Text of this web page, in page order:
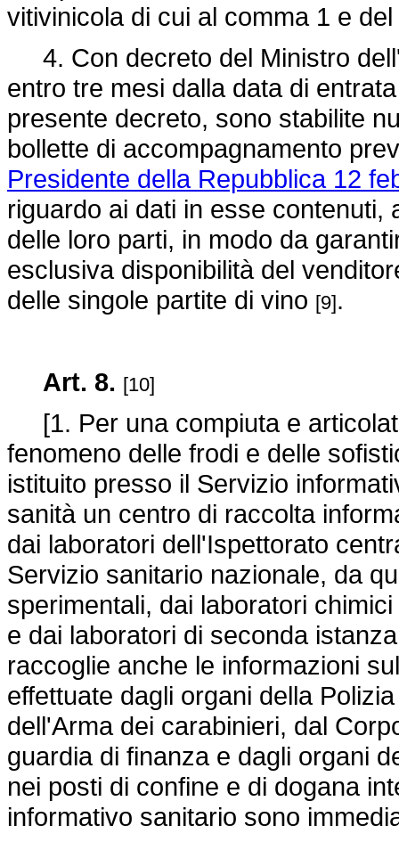
vitivinicola di cui al comma 1 e
4. Con decreto del Ministro
entro tre mesi dalla data di
presente decreto, sono stabilite
bollette di accompagnamento
Presidente della Repubblica 12
riguardo ai dati in esse
delle loro parti, in modo da
esclusiva disponibilità del
delle singole partite di vino [9].
Art. 8. [10]
[1. Per una compiuta e
fenomeno delle frodi e delle
istituito presso il Servizio
sanità un centro di raccolta
dai laboratori dell'Ispettorato
Servizio sanitario nazionale, da
sperimentali, dai laboratori
e dai laboratori di seconda
raccoglie anche le informazioni
effettuate dagli organi della
dell'Arma dei carabinieri, dal
guardia di finanza e dagli organi
nei posti di confine e di dogana
informativo sanitario sono